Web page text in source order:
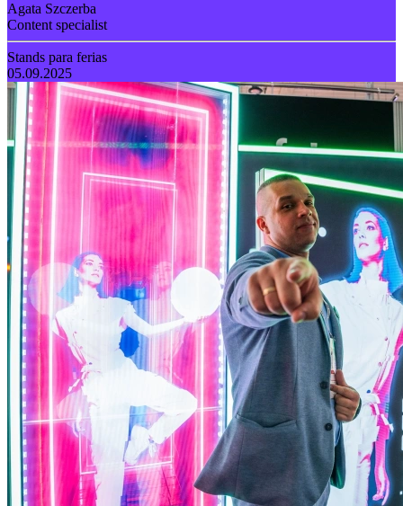
Agata Szczerba
Content specialist
Stands para ferias
05.09.2025